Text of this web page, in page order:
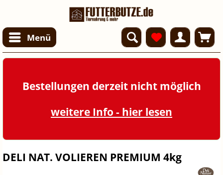
Menü
Bestellungen derzeit nicht möglich
weitere Info - hier lesen
DELI NAT. VOLIEREN PREMIUM 4kg